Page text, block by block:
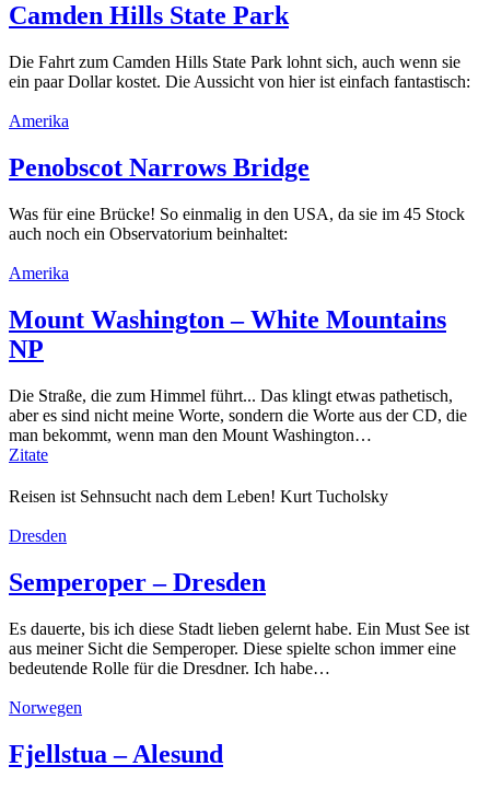
Camden Hills State Park
Die Fahrt zum Camden Hills State Park lohnt sich, auch wenn sie
ein paar Dollar kostet. Die Aussicht von hier ist einfach fantastisch:
Amerika
Penobscot Narrows Bridge
Was für eine Brücke! So einmalig in den USA, da sie im 45 Stock
auch noch ein Observatorium beinhaltet:
Amerika
Mount Washington – White Mountains
NP
Die Straße, die zum Himmel führt... Das klingt etwas pathetisch,
aber es sind nicht meine Worte, sondern die Worte aus der CD, die
man bekommt, wenn man den Mount Washington…
Zitate
Reisen ist Sehnsucht nach dem Leben! Kurt Tucholsky
Dresden
Semperoper – Dresden
Es dauerte, bis ich diese Stadt lieben gelernt habe. Ein Must See ist
aus meiner Sicht die Semperoper. Diese spielte schon immer eine
bedeutende Rolle für die Dresdner. Ich habe…
Norwegen
Fjellstua – Alesund